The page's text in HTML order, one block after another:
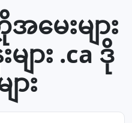
မေးများ
ျား .ca ဒို
ား